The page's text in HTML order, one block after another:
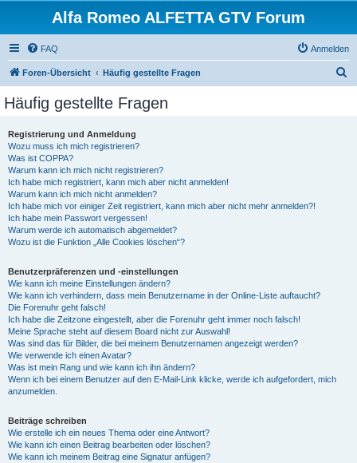
Alfa Romeo ALFETTA GTV Forum
FAQ Anmelden
Foren-Übersicht Häufig gestellte Fragen
Häufig gestellte Fragen
Registrierung und Anmeldung
Wozu muss ich mich registrieren?
Was ist COPPA?
Warum kann ich mich nicht registrieren?
Ich habe mich registriert, kann mich aber nicht anmelden!
Warum kann ich mich nicht anmelden?
Ich habe mich vor einiger Zeit registriert, kann mich aber nicht mehr anmelden?!
Ich habe mein Passwort vergessen!
Warum werde ich automatisch abgemeldet?
Wozu ist die Funktion „Alle Cookies löschen“?
Benutzerpräferenzen und -einstellungen
Wie kann ich meine Einstellungen ändern?
Wie kann ich verhindern, dass mein Benutzername in der Online-Liste auftaucht?
Die Forenuhr geht falsch!
Ich habe die Zeitzone eingestellt, aber die Forenuhr geht immer noch falsch!
Meine Sprache steht auf diesem Board nicht zur Auswahl!
Was sind das für Bilder, die bei meinem Benutzernamen angezeigt werden?
Wie verwende ich einen Avatar?
Was ist mein Rang und wie kann ich ihn ändern?
Wenn ich bei einem Benutzer auf den E-Mail-Link klicke, werde ich aufgefordert, mich
anzumelden.
Beiträge schreiben
Wie erstelle ich ein neues Thema oder eine Antwort?
Wie kann ich einen Beitrag bearbeiten oder löschen?
Wie kann ich meinem Beitrag eine Signatur anfügen?